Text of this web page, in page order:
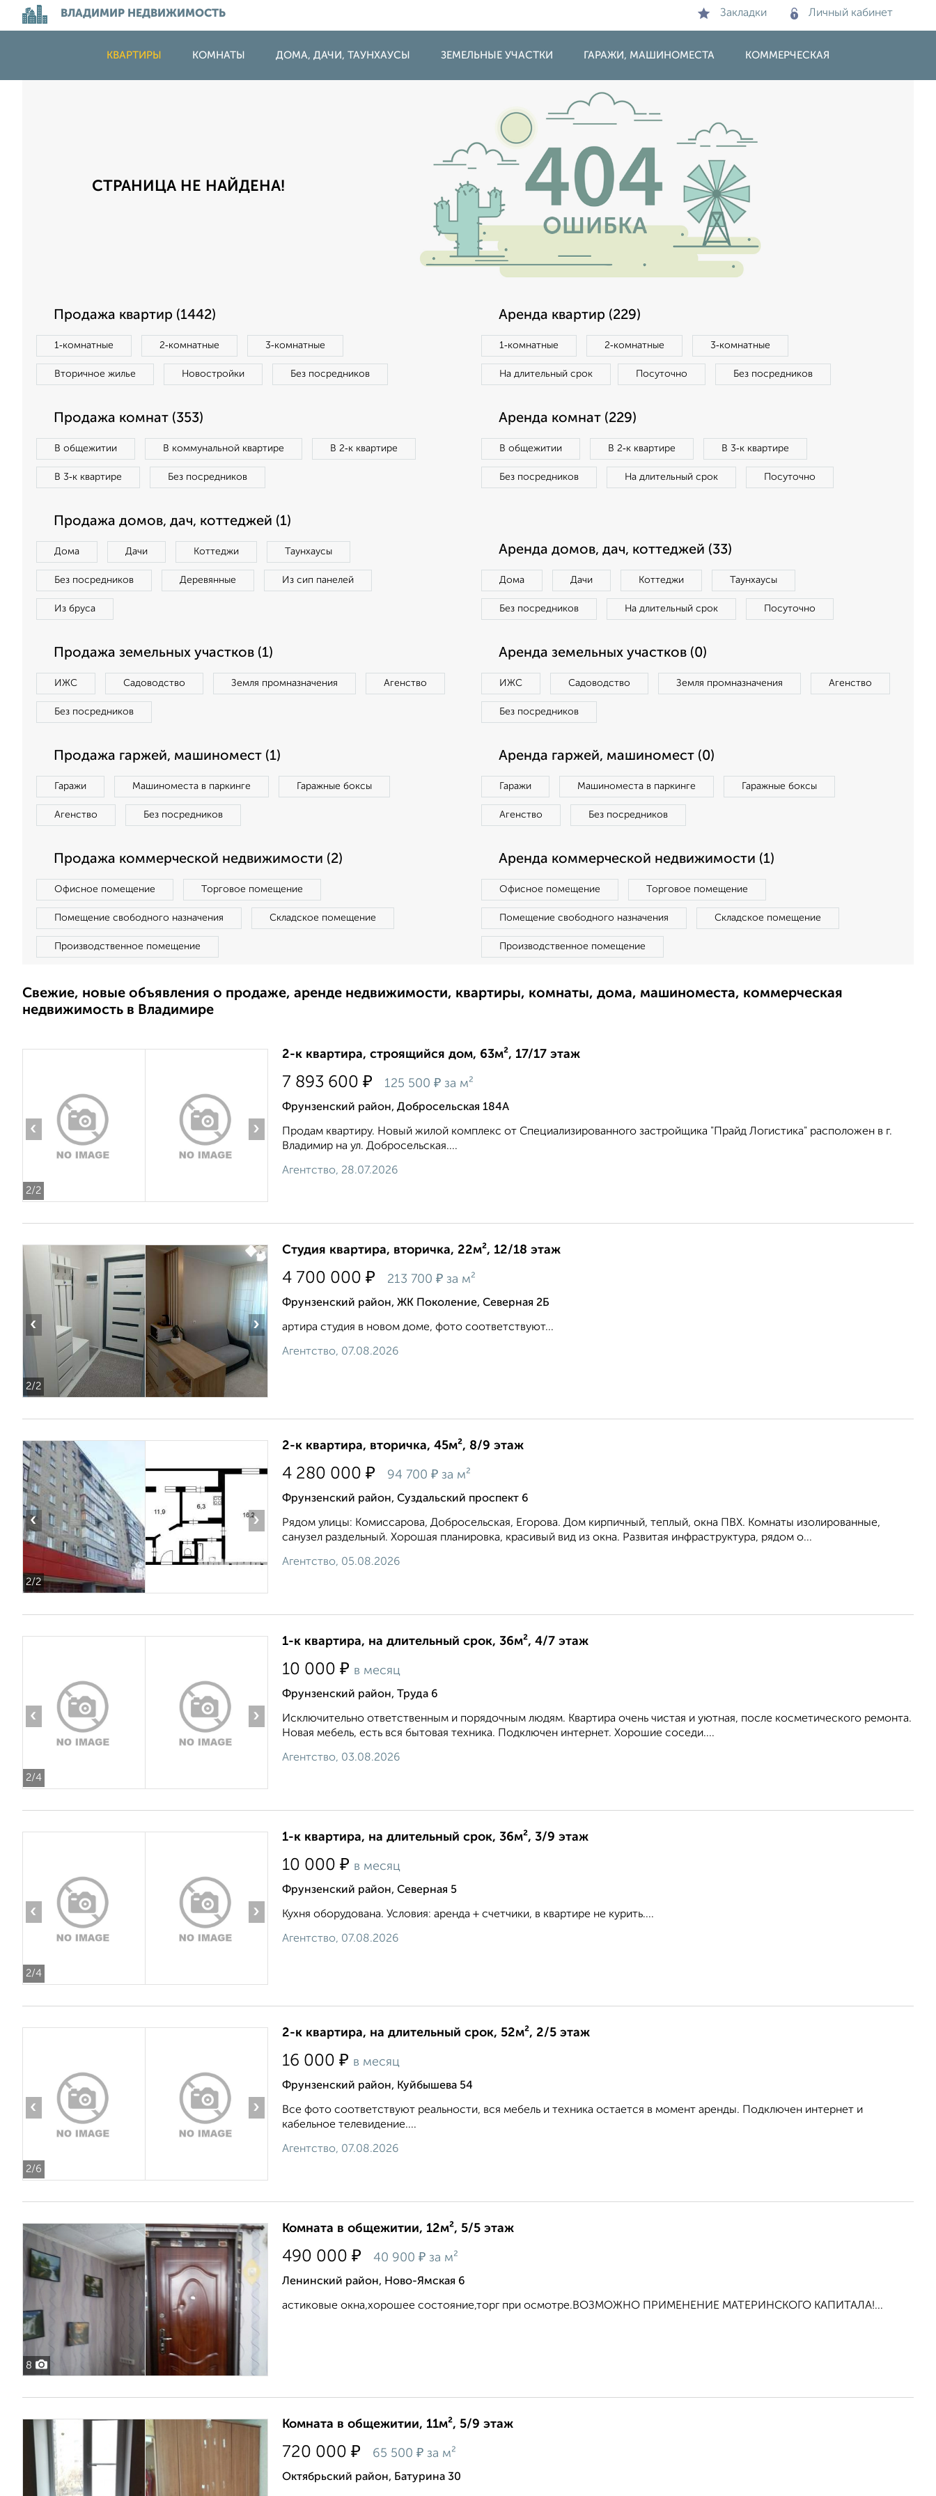
ВЛАДИМИР НЕДВИЖИМОСТЬ Закладки Личный кабинет
КВАРТИРЫ КОМНАТЫ ДОМА, ДАЧИ, ТАУНХАУСЫ ЗЕМЕЛЬНЫЕ УЧАСТКИ ГАРАЖИ, МАШИНОМЕСТА КОММЕРЧЕСКАЯ
СТРАНИЦА НЕ НАЙДЕНА!
Продажа квартир (1442)
1‑комнатные 2‑комнатные 3‑комнатные
Вторичное жилье Новостройки Без посредников
Аренда квартир (229)
1‑комнатные 2‑комнатные 3‑комнатные
На длительный срок Посуточно Без посредников
Продажа комнат (353)
В общежитии В коммунальной квартире В 2‑к квартире
В 3‑к квартире Без посредников
Аренда комнат (229)
В общежитии В 2‑к квартире В 3‑к квартире
Без посредников На длительный срок Посуточно
Продажа домов, дач, коттеджей (1)
Дома Дачи Коттеджи Таунхаусы
Без посредников Деревянные Из сип панелей
Из бруса
Аренда домов, дач, коттеджей (33)
Дома Дачи Коттеджи Таунхаусы
Без посредников На длительный срок Посуточно
Продажа земельных участков (1)
ИЖС Садоводство Земля промназначения Агенство
Без посредников
Аренда земельных участков (0)
ИЖС Садоводство Земля промназначения Агенство
Без посредников
Продажа гаржей, машиномест (1)
Гаражи Машиноместа в паркинге Гаражные боксы
Агенство Без посредников
Аренда гаржей, машиномест (0)
Гаражи Машиноместа в паркинге Гаражные боксы
Агенство Без посредников
Продажа коммерческой недвижимости (2)
Офисное помещение Торговое помещение
Помещение свободного назначения Складское помещение
Производственное помещение
Аренда коммерческой недвижимости (1)
Офисное помещение Торговое помещение
Помещение свободного назначения Складское помещение
Производственное помещение
Свежие, новые объявления о продаже, аренде недвижимости, квартиры, комнаты, дома, машиноместа, коммерческая
недвижимость в Владимире
2/2
‹ ›
2-к квартира, строящийся дом, 63м², 17/17 этаж
7 893 600 ₽ 125 500 ₽ за м²
Фрунзенский район, Добросельская 184А
Продам квартиру. Новый жилой комплекс от Специализированного застройщика "Прайд Логистика" расположен в г.
Владимир на ул. Добросельская....
Агентство, 28.07.2026
2/2
‹ ›
Студия квартира, вторичка, 22м², 12/18 этаж
4 700 000 ₽ 213 700 ₽ за м²
Фрунзенский район, ЖК Поколение, Северная 2Б
артира студия в новом доме, фото соответствуют...
Агентство, 07.08.2026
2/2
‹ ›
2-к квартира, вторичка, 45м², 8/9 этаж
4 280 000 ₽ 94 700 ₽ за м²
Фрунзенский район, Суздальский проспект 6
Рядом улицы: Комиссарова, Добросельская, Егорова. Дом кирпичный, теплый, окна ПВХ. Комнаты изолированные,
санузел раздельный. Хорошая планировка, красивый вид из окна. Развитая инфраструктура, рядом о...
Агентство, 05.08.2026
2/4
‹ ›
1-к квартира, на длительный срок, 36м², 4/7 этаж
10 000 ₽ в месяц
Фрунзенский район, Труда 6
Исключительно ответственным и порядочным людям. Квартира очень чистая и уютная, после косметического ремонта.
Новая мебель, есть вся бытовая техника. Подключен интернет. Хорошие соседи....
Агентство, 03.08.2026
2/4
‹ ›
1-к квартира, на длительный срок, 36м², 3/9 этаж
10 000 ₽ в месяц
Фрунзенский район, Северная 5
Кухня оборудована. Условия: аренда + счетчики, в квартире не курить....
Агентство, 07.08.2026
2/6
‹ ›
2-к квартира, на длительный срок, 52м², 2/5 этаж
16 000 ₽ в месяц
Фрунзенский район, Куйбышева 54
Все фото соответствуют реальности, вся мебель и техника остается в момент аренды. Подключен интернет и
кабельное телевидение....
Агентство, 07.08.2026
8
Комната в общежитии, 12м², 5/5 этаж
490 000 ₽ 40 900 ₽ за м²
Ленинский район, Ново-Ямская 6
астиковые окна,хорошее состояние,торг при осмотре.ВОЗМОЖНО ПРИМЕНЕНИЕ МАТЕРИНСКОГО КАПИТАЛА!...
Комната в общежитии, 11м², 5/9 этаж
720 000 ₽ 65 500 ₽ за м²
Октябрьский район, Батурина 30